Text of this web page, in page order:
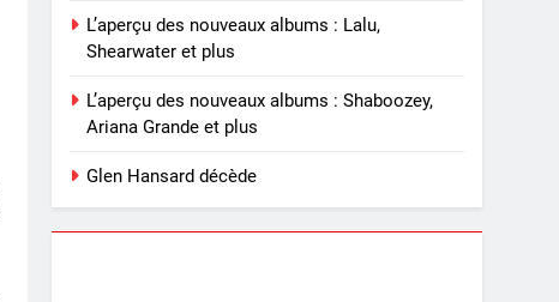
L’aperçu des nouveaux albums : Lalu,
Shearwater et plus
L’aperçu des nouveaux albums : Shaboozey,
Ariana Grande et plus
Glen Hansard décède